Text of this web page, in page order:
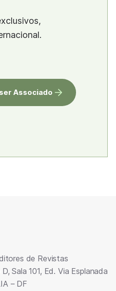
Associado
de Revistas
Sala 101, Ed. Via Esplanada
– DF